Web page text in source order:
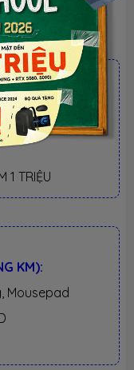
NĂM
300K
TRIỆU
KM):
Mousepad